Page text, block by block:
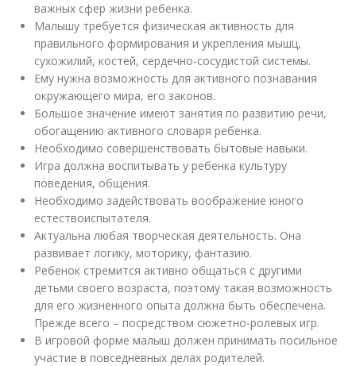
важных сфер жизни ребенка.
Малышу требуется физическая активность для
правильного формирования и укрепления мышц,
сухожилий, костей, сердечно-сосудистой системы.
Ему нужна возможность для активного познавания
окружающего мира, его законов.
Большое значение имеют занятия по развитию речи,
обогащению активного словаря ребенка.
Необходимо совершенствовать бытовые навыки.
Игра должна воспитывать у ребенка культуру
поведения, общения.
Необходимо задействовать воображение юного
естествоиспытателя.
Актуальна любая творческая деятельность. Она
развивает логику, моторику, фантазию.
Ребенок стремится активно общаться с другими
детьми своего возраста, поэтому такая возможность
для его жизненного опыта должна быть обеспечена.
Прежде всего – посредством сюжетно-ролевых игр.
В игровой форме малыш должен принимать посильное
участие в повседневных делах родителей.